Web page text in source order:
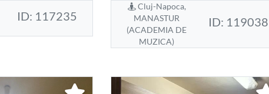
ID: 117235
Cluj-Napoca,
MANASTUR
(ACADEMIA DE
MUZICA)
ID: 119038